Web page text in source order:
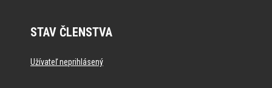
STAV ČLENSTVA
Užívateľ neprihlásený